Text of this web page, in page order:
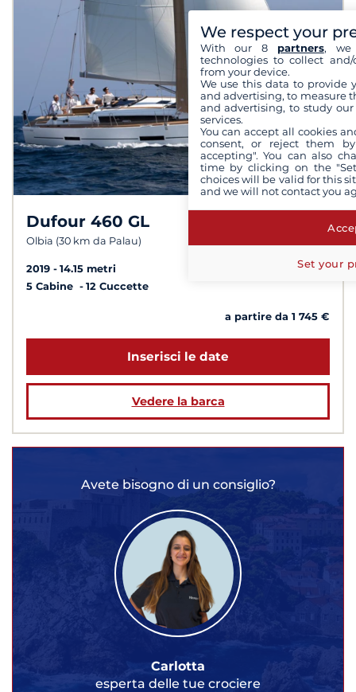
Dufour 460 GL
Olbia (30 km da Palau)
2019
14.15 metri
5 Cabine
12 Cuccette
a partire da 1 745 €
Inserisci le date
Vedere la barca
Avete bisogno di un consiglio?
Carlotta
esperta delle tue crociere
We respect your
With our 8 partners, we
technologies to collect
from your device.
We use this data to provide
and advertising, to measure
and advertising, to study
services.
You can accept all cookies
consent, or reject them
accepting". You can also
time by clicking on the
choices will be valid for this
and we will not contact you
Set your